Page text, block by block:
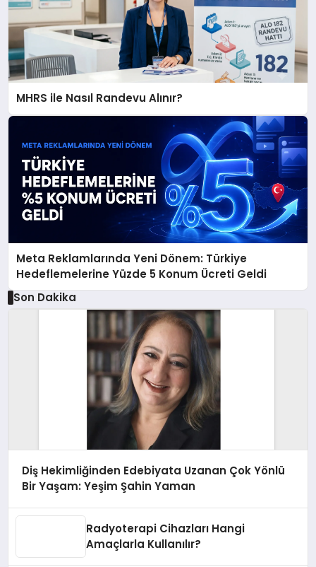
MHRS ile Nasıl Randevu Alınır?
Meta Reklamlarında Yeni Dönem: Türkiye
Hedeflemelerine Yüzde 5 Konum Ücreti Geldi
Son Dakika
Diş Hekimliğinden Edebiyata Uzanan Çok Yönlü
Bir Yaşam: Yeşim Şahin Yaman
Radyoterapi Cihazları Hangi
Amaçlarla Kullanılır?